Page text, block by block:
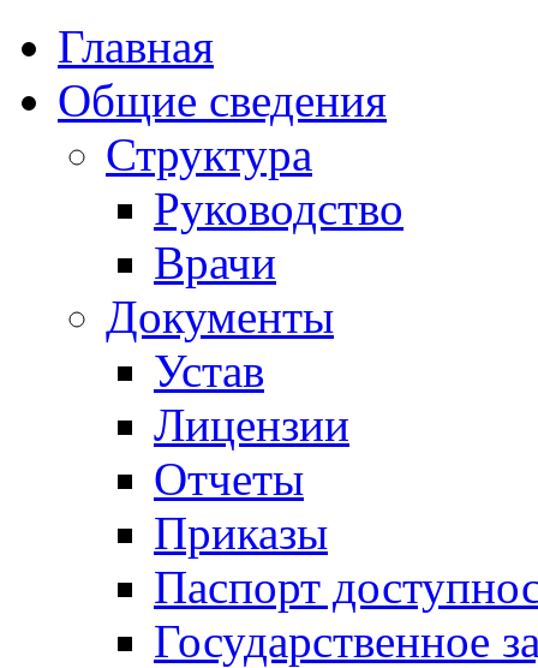
Главная
Общие сведения
Структура
Руководство
Врачи
Документы
Устав
Лицензии
Отчеты
Приказы
Паспорт
Государственное